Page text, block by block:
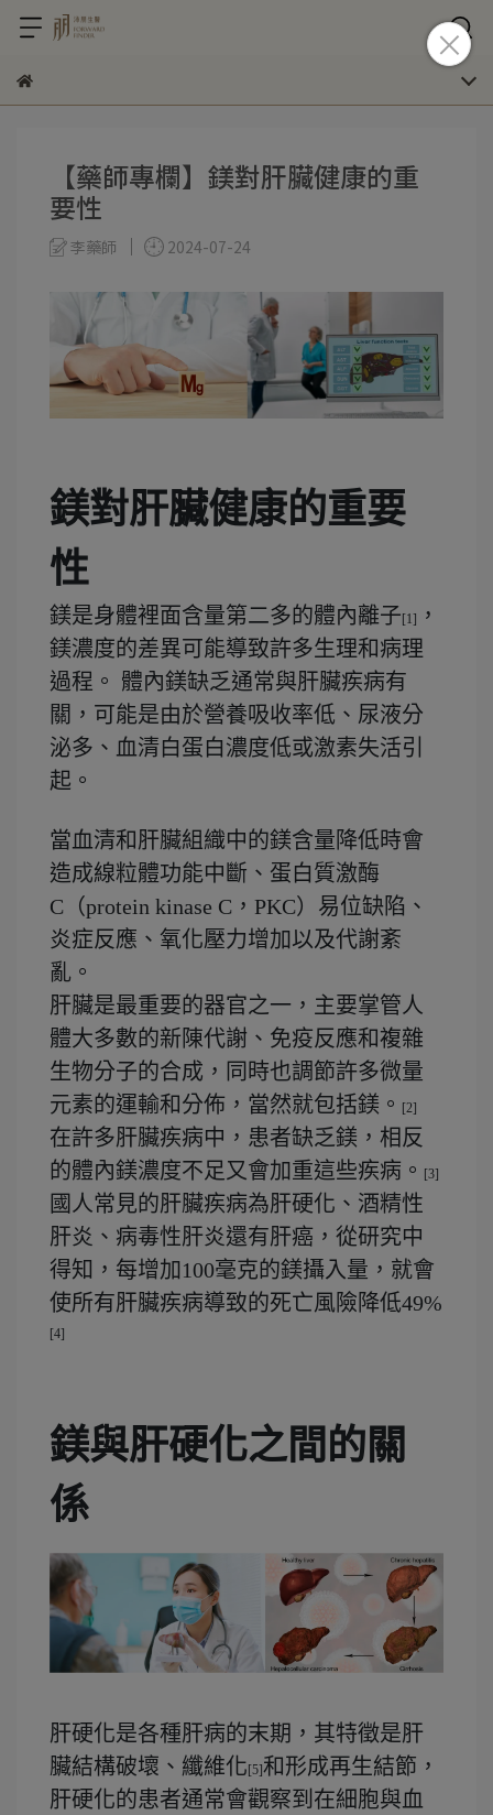
【藥師專欄】鎂對肝臟健康的重
要性
李藥師 2024-07-24
鎂對肝臟健康的重要
性
鎂是身體裡面含量第二多的體內離子 [1]
，
鎂濃度的差異可能導致許多生理和病理
過程。 體內鎂缺乏通常與肝臟疾病有
關，可能是由於營養吸收率低、尿液分
泌多、血清白蛋白濃度低或激素失活引
起。
當血清和肝臟組織中的鎂含量降低時會
造成線粒體功能中斷、蛋白質激酶
C（protein kinase C，PKC）易位缺陷、
炎症反應、氧化壓力增加以及代謝紊
亂。
肝臟是最重要的器官之一，主要掌管人
體大多數的新陳代謝、免疫反應和複雜
生物分子的合成，同時也調節許多微量
元素的運輸和分佈，當然就包括鎂。
[2]
在許多肝臟疾病中，患者缺乏鎂，相反
的體內鎂濃度不足又會加重這些疾病。
[3]
國人常見的肝臟疾病為肝硬化、酒精性
肝炎、病毒性肝炎還有肝癌，從研究中
得知，每增加100毫克的鎂攝入量，就會
使所有肝臟疾病導致的死亡風險降低49%
[4]
鎂與肝硬化之間的關
係
肝硬化是各種肝病的末期，其特徵是肝
臟結構破壞、纖維化[5]和形成再生結節，
肝硬化的患者通常會觀察到在細胞與血